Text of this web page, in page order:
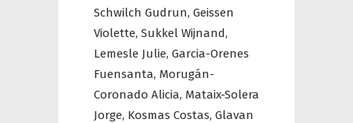
Schwilch Gudrun, Geissen
Violette, Sukkel Wijnand,
Lemesle Julie, Garcia-Orenes
Fuensanta, Morugán-
Coronado Alicia, Mataix-Solera
Jorge, Kosmas Costas, Glavan